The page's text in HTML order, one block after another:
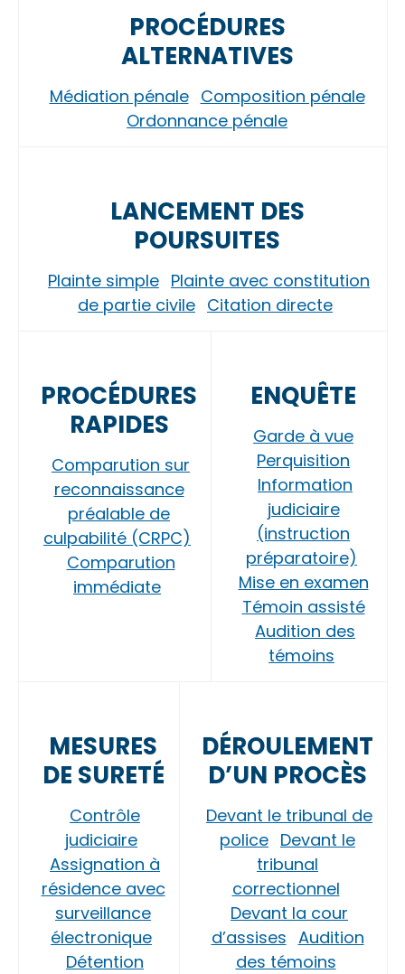
PROCÉDURES
ALTERNATIVES
Médiation pénale Composition pénale
Ordonnance pénale
LANCEMENT DES
POURSUITES
Plainte simple Plainte avec constitution
de partie civile Citation directe
PROCÉDURES
RAPIDES
Comparution sur
reconnaissance
préalable de
culpabilité (CRPC)
Comparution
immédiate
ENQUÊTE
Garde à vue
Perquisition
Information
judiciaire
(instruction
préparatoire)
Mise en examen
Témoin assisté
Audition des
témoins
MESURES
DE SURETÉ
Contrôle
judiciaire
Assignation à
résidence avec
surveillance
électronique
Détention
DÉROULEMENT
D’UN PROCÈS
Devant le tribunal de
police Devant le
tribunal
correctionnel
Devant la cour
d’assises Audition
des témoins